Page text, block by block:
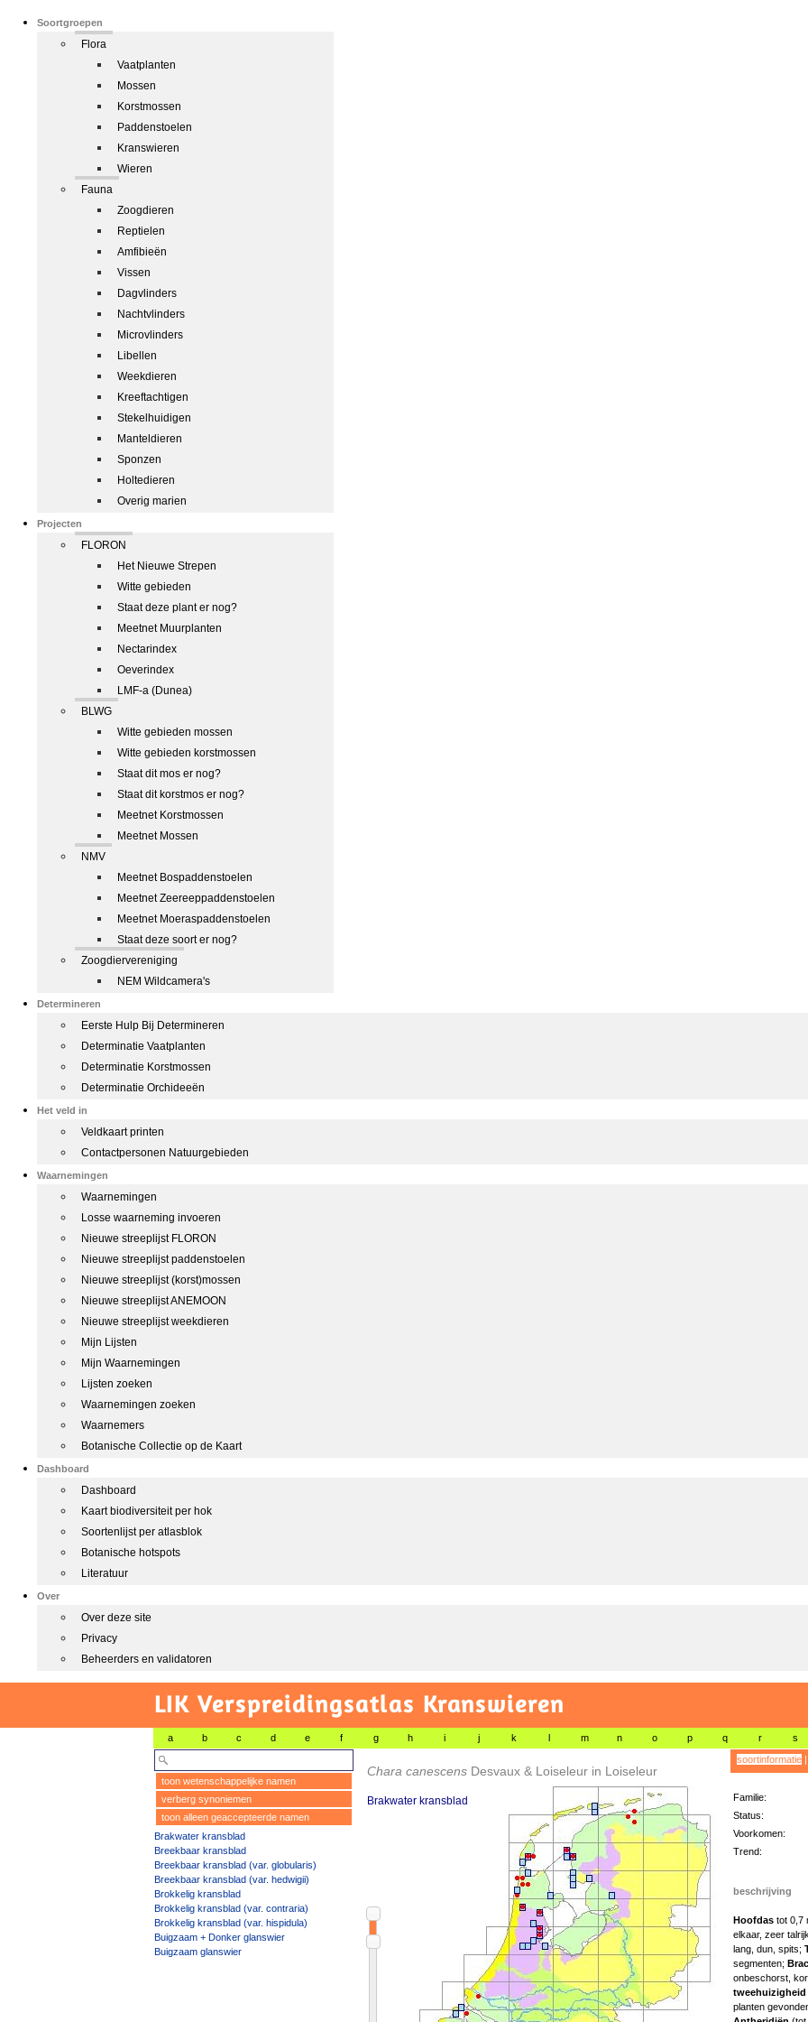
Soortgroepen
Flora
Vaatplanten
Mossen
Korstmossen
Paddenstoelen
Kranswieren
Wieren
Fauna
Zoogdieren
Reptielen
Amfibieën
Vissen
Dagvlinders
Nachtvlinders
Microvlinders
Libellen
Weekdieren
Kreeftachtigen
Stekelhuidigen
Manteldieren
Sponzen
Holtedieren
Overig marien
Projecten
FLORON
Het Nieuwe Strepen
Witte gebieden
Staat deze plant er nog?
Meetnet Muurplanten
Nectarindex
Oeverindex
LMF-a (Dunea)
BLWG
Witte gebieden mossen
Witte gebieden korstmossen
Staat dit mos er nog?
Staat dit korstmos er nog?
Meetnet Korstmossen
Meetnet Mossen
NMV
Meetnet Bospaddenstoelen
Meetnet Zeereeppaddenstoelen
Meetnet Moeraspaddenstoelen
Staat deze soort er nog?
Zoogdiervereniging
NEM Wildcamera's
Determineren
Eerste Hulp Bij Determineren
Determinatie Vaatplanten
Determinatie Korstmossen
Determinatie Orchideeën
Het veld in
Veldkaart printen
Contactpersonen Natuurgebieden
Waarnemingen
Waarnemingen
Losse waarneming invoeren
Nieuwe streeplijst FLORON
Nieuwe streeplijst paddenstoelen
Nieuwe streeplijst (korst)mossen
Nieuwe streeplijst ANEMOON
Nieuwe streeplijst weekdieren
Mijn Lijsten
Mijn Waarnemingen
Lijsten zoeken
Waarnemingen zoeken
Waarnemers
Botanische Collectie op de Kaart
Dashboard
Dashboard
Kaart biodiversiteit per hok
Soortenlijst per atlasblok
Botanische hotspots
Literatuur
Over
Over deze site
Privacy
Beheerders en validatoren
LIK Verspreidingsatlas Kranswieren
a b c d e f g h i j k l m n o p q r s
toon wetenschappelijke namen
verberg synoniemen
toon alleen geaccepteerde namen
Brakwater kransblad
Breekbaar kransblad
Breekbaar kransblad (var. globularis)
Breekbaar kransblad (var. hedwigii)
Brokkelig kransblad
Brokkelig kransblad (var. contraria)
Brokkelig kransblad (var. hispidula)
Buigzaam + Donker glanswier
Buigzaam glanswier
Chara canescens Desvaux & Loiseleur in Loiseleur
Brakwater kransblad
soortinformatie|
Familie:
Status:
Voorkomen:
Trend:
beschrijving
Hoofdas tot 0,7
elkaar, zeer
lang, dun, spits;
segmenten;
onbeschorst,
tweehuizigheid
planten